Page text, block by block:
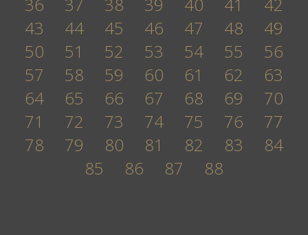
43
44 45 46 47 48
49
50
51 52 53 54 55
56
57
58 59 60 61 62
63
64
65 66 67 68 69
70
71
72 73 74 75 76
77
78
79 80 81 82 83
84
85
86 87 88